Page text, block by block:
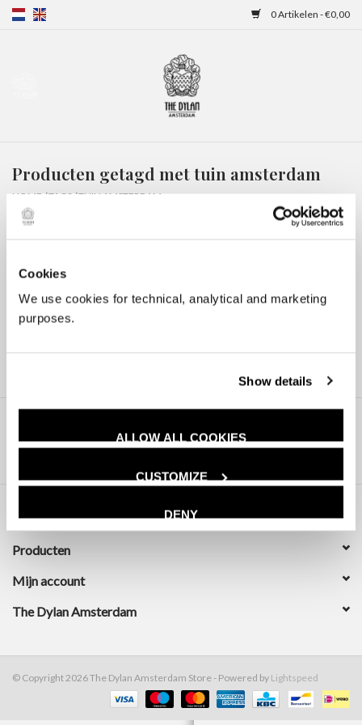
Cookies
We use cookies for technical, analytical and marketing
purposes.
Show details
ALLOW ALL COOKIES
CUSTOMIZE
DENY
0 Artikelen - €0,00
Overnachtingen
Producten getagd met tuin amsterdam
HOME/TAGS/TUIN AMSTERDAM
Klantenservice
Producten
Mijn account
The Dylan Amsterdam
© Copyright 2026 The Dylan Amsterdam Store - Powered by Lightspeed